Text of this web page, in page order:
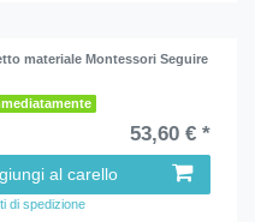
materiale Montessori Seguire
53,60 € *
al carello
di spedizione